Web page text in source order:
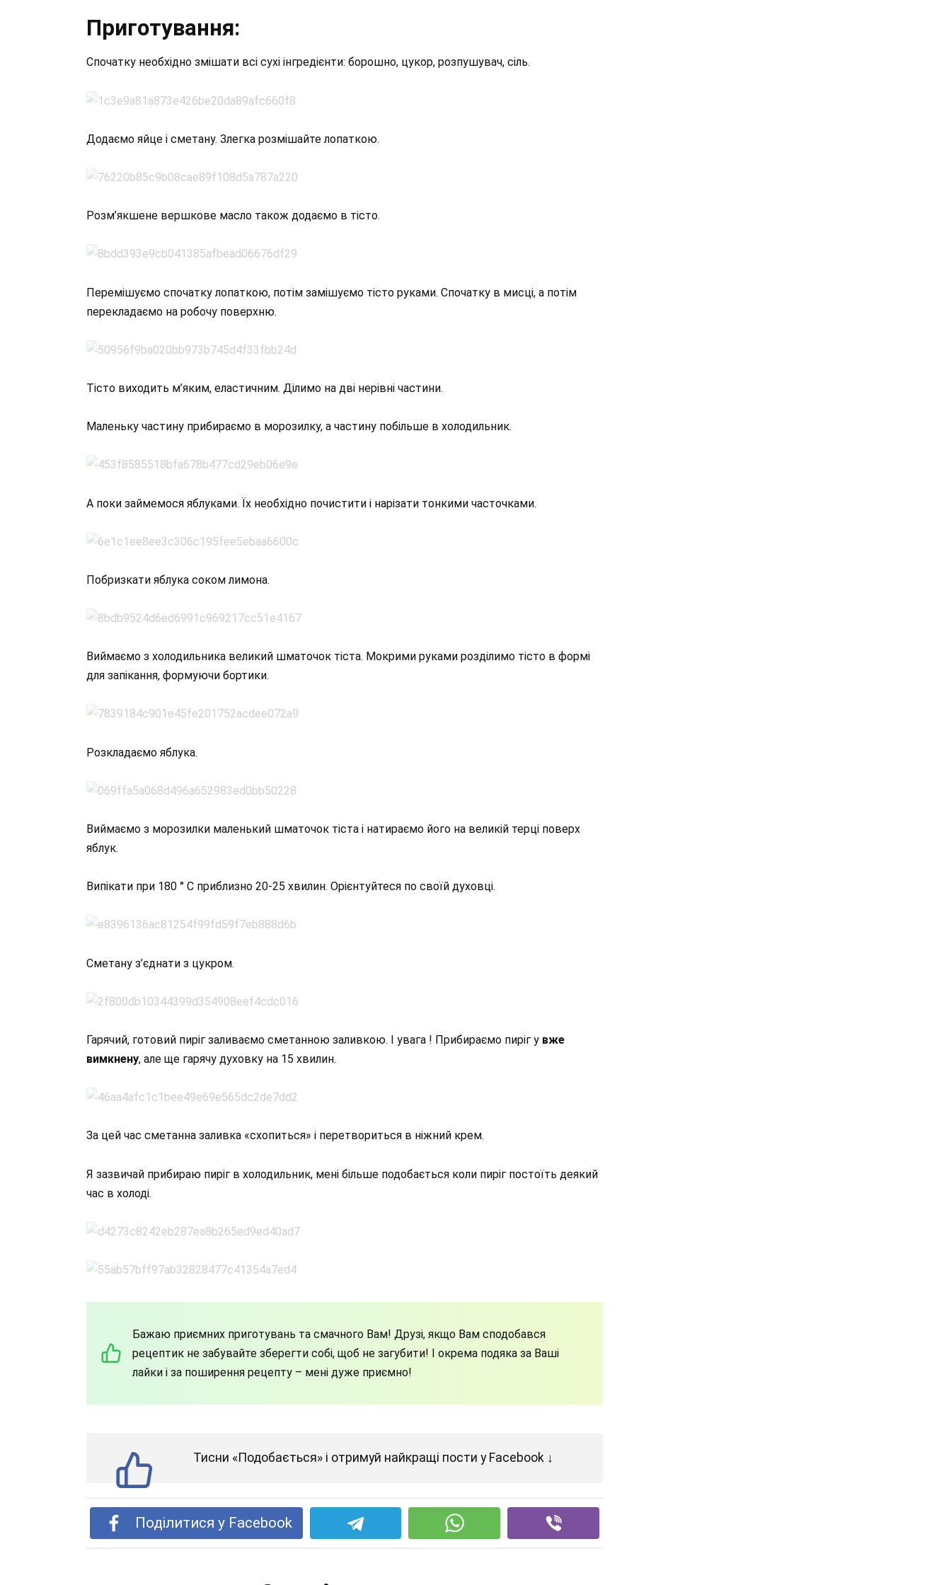
Приготування:
Спочатку необхідно змішати всі сухі інгредієнти: борошно, цукор, розпушувач, сіль.
Додаємо яйце і сметану. Злегка розмішайте лопаткою.
Розм’якшене вершкове масло також додаємо в тісто.
Перемішуємо спочатку лопаткою, потім замішуємо тісто руками. Спочатку в мисці, а потім
перекладаємо на робочу поверхню.
Тісто виходить м’яким, еластичним. Ділимо на дві нерівні частини.
Маленьку частину прибираємо в морозилку, а частину побільше в холодильник.
А поки займемося яблуками. Їх необхідно почистити і нарізати тонкими часточками.
Побризкати яблука соком лимона.
Виймаємо з холодильника великий шматочок тіста. Мокрими руками розділимо тісто в формі
для запікання, формуючи бортики.
Розкладаємо яблука.
Виймаємо з морозилки маленький шматочок тіста і натираємо його на великій терці поверх
яблук.
Випікати при 180 ° С приблизно 20-25 хвилин. Орієнтуйтеся по своїй духовці.
Сметану з’єднати з цукром.
Гарячий, готовий пиріг заливаємо сметанною заливкою. І увага ! Прибираємо пиріг у вже
вимкнену, але ще гарячу духовку на 15 хвилин.
За цей час сметанна заливка «схопиться» і перетвориться в ніжний крем.
Я зазвичай прибираю пиріг в холодильник, мені більше подобається коли пиріг постоїть деякий
час в холоді.
Бажаю приємних приготувань та смачного Вам! Друзі, якщо Вам сподобався
рецептик не забувайте зберегти собі, щоб не загубити! І окрема подяка за Ваші
лайки і за поширення рецепту – мені дуже приємно!
Тисни «Подобається» і отримуй найкращі пости у Facebook ↓
Поділитися у Facebook